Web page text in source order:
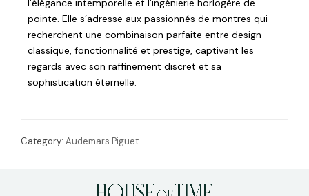
l’élégance intemporelle et l’ingénierie horlogère de
pointe. Elle s’adresse aux passionnés de montres qui
recherchent une combinaison parfaite entre design
classique, fonctionnalité et prestige, captivant les
regards avec son raffinement discret et sa
sophistication éternelle.
Category: Audemars Piguet